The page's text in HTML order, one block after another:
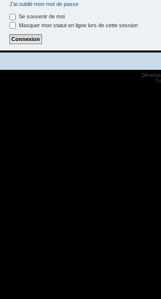
J’ai oublié mon mot de passe
Se souvenir de moi
Masquer mon statut en ligne lors de cette session